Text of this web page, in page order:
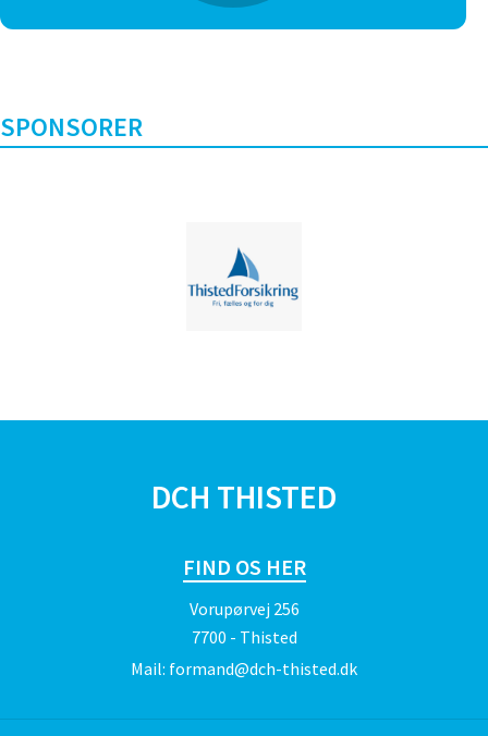
SPONSORER
DCH THISTED
FIND OS HER
Vorupørvej 256
7700 - Thisted
Mail: formand@dch-thisted.dk